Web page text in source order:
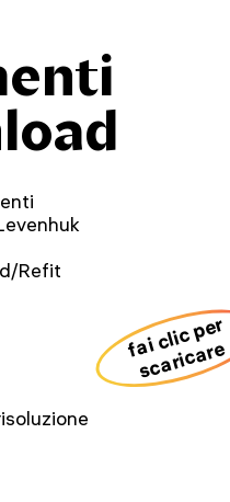
Refit
fai clic per
scaricare